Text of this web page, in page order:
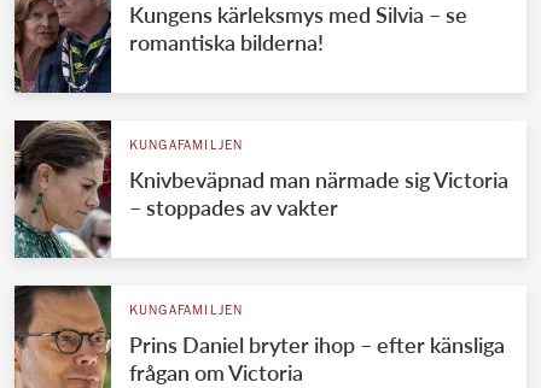
Kungens kärleksmys med Silvia – se
romantiska bilderna!
KUNGAFAMILJEN
Knivbeväpnad man närmade sig Victoria
– stoppades av vakter
KUNGAFAMILJEN
Prins Daniel bryter ihop – efter känsliga
frågan om Victoria